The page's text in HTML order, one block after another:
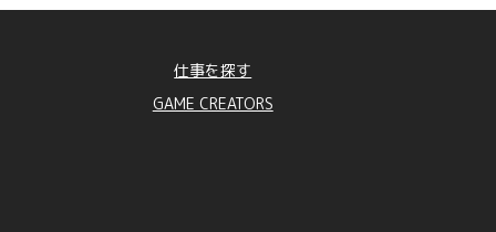
仕事を探す
GAME CREATORS